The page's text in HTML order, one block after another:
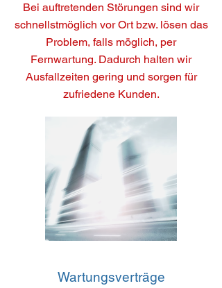
Bei auftretenden Störungen sind wir
schnellstmöglich vor Ort bzw. lösen das
Problem, falls möglich, per
Fernwartung. Dadurch halten wir
Ausfallzeiten gering und sorgen für
zufriedene Kunden.
Wartungsverträge